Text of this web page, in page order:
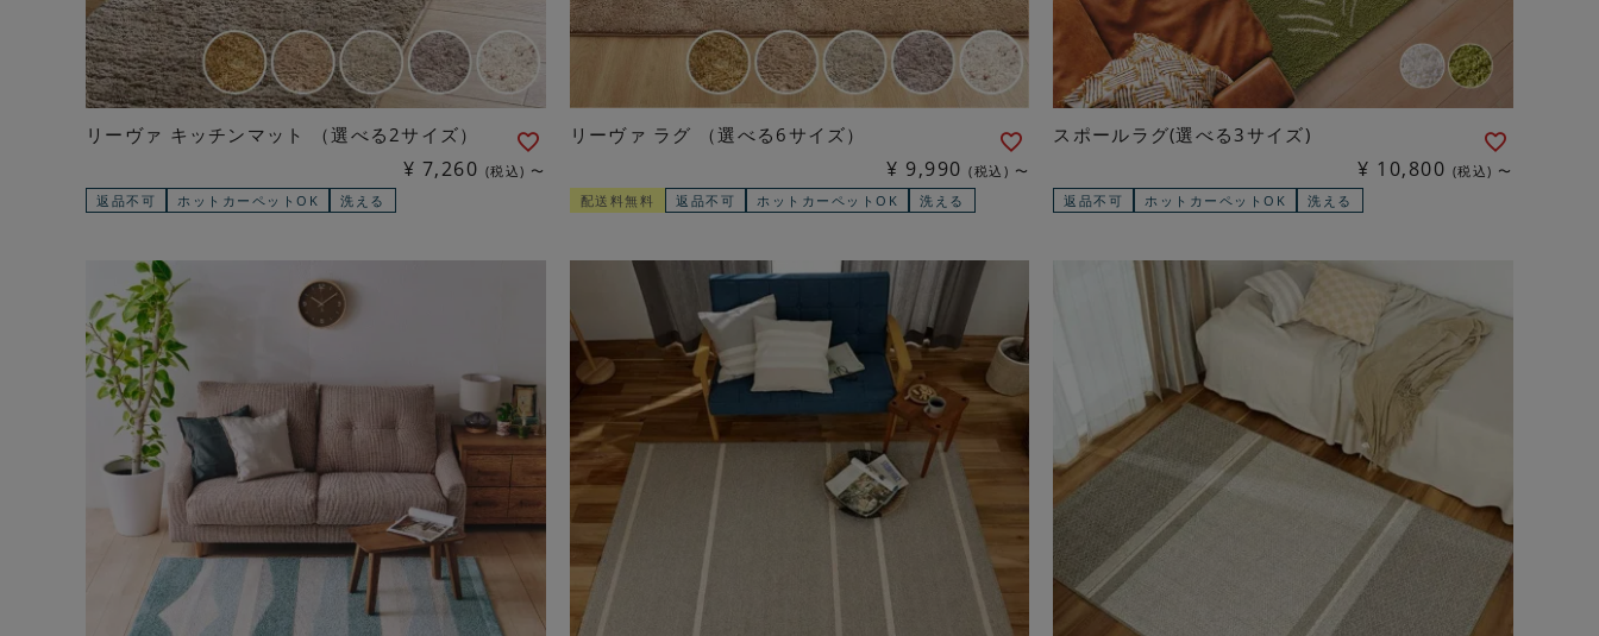
リーヴァ キッチンマット （選べる2サイズ）
¥ 7,260 税込
〜
返品不可
ホットカーペットOK 洗える
リーヴァ ラグ （選べる6サイズ）
¥ 9,990 税込
〜
配送料無料
返品不可 ホットカーペットOK 洗える
スポールラグ(選べる3サイズ)
¥ 10,800 税込
〜
返品不可
ホットカーペットOK 洗える